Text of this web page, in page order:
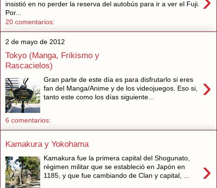
insistió en no perder la reserva del autobús para ir a ver el Fuji.
Por...
20 comentarios:
2 de mayo de 2012
Tokyo (Manga, Frikismo y
Rascacielos)
›
Gran parte de este día es para disfrutarlo si eres
fan del Manga/Anime y de los videojuegos. Eso si,
tanto este como los días siguiente...
6 comentarios:
Kamakura y Yokohama
›
Kamakura fue la primera capital del Shogunato,
régimen militar que se estableció en Japón en
1185, y que fue cambiando de Clan y capital, ...